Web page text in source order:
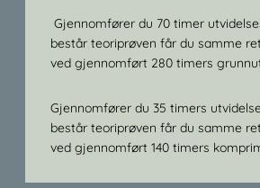
Gjennomfører du 70 timer
består teoriprøven får du samme
ved gjennomført 280 timers
Gjennomfører du 35 timers
består teoriprøven får du samme
ved gjennomført 140 timers